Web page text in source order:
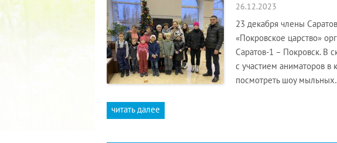
26.12.2023
23 декабря члены
«Покровское царство»
Саратов-1 – Покровск. В
с участием аниматоров в
посмотреть шоу
читать далее